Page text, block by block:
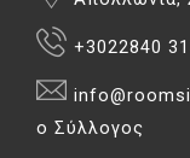
+3022840
ο Σύλλογος